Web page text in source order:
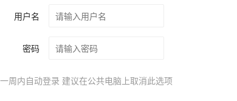
用户名
密码
一周内自动登录 建议在公共电脑上取消此选项